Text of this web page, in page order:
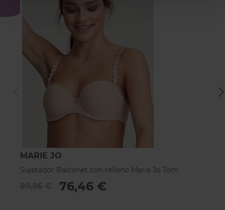
MARIE JO
Sujetador Balconet con relleno Marie Jo Tom
76,46 €